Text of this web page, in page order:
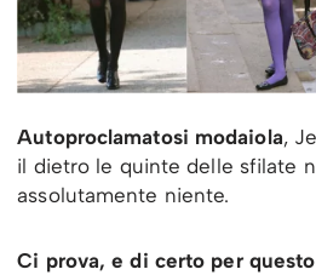
Autoproclamatosi modaiola,
il dietro le quinte delle sfilate
assolutamente niente.
Ci prova, e di certo per